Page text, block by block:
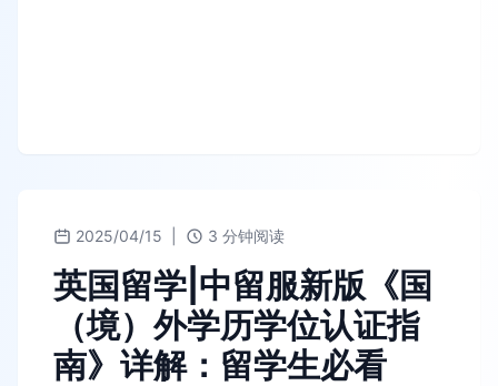
2025/04/15 3 分钟阅读
英国留学|中留服新版《国
（境）外学历学位认证指
南》详解：留学生必看